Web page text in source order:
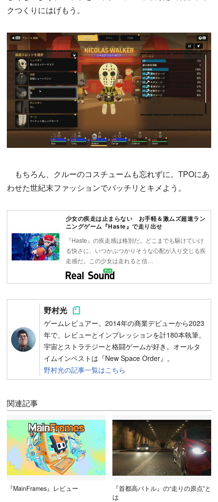
クつくりにはげもう。
もちろん、クルーのコスチュームも忘れずに。TPOにあ
わせた世紀末ファッションでバッチリとキメよう。
少女の疾走は止まらない お手軽＆激ムズ超速ラン
ニングゲーム『Haste』で走り出せ
『Haste』の疾走感は格別だ。どこまでも駆けていけ
る快さに、いつかぶつかりそうな心配が入り交じる疾
走感だ。この少女は走れると信…
野村光 Follow on SNS
ゲームレビュアー。2014年の商業デビューから2023
年で、レビューとインプレッションを計180本執筆。
宇宙とストラテジーと格闘ゲームが好き。オールタ
イムインベストは『New Space Order』。
野村光の記事一覧はこちら
関連記事
『MainFrames』レビュー
『首都高バトル』の“走りの原点”と
は